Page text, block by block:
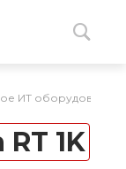
ИТ оборудование
1K